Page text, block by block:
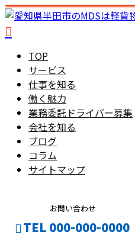
TOP
サービス
仕事を知る
働く魅力
業務委託ドライバー募集
会社を知る
ブログ
コラム
サイトマップ
お問い合わせ
TEL 000-000-0000